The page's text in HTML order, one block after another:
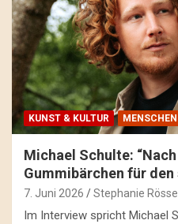
KUNST & KULTUR MENSCHEN
Michael Schulte:
Gummibärchen für den
7. Juni 2026 Stephanie Rössel
Im Interview spricht Michael